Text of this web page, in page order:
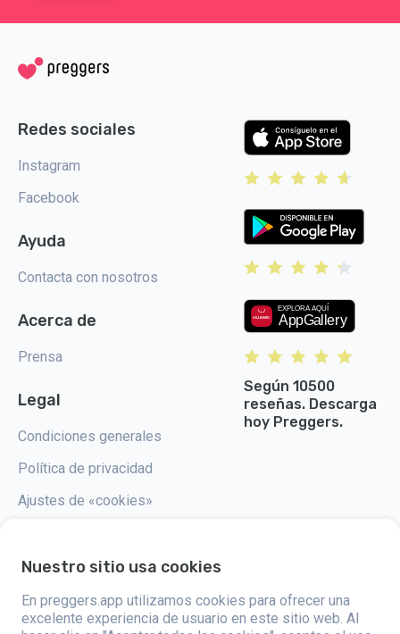
Redes sociales
Instagram
Facebook
Ayuda
Contacta con nosotros
Acerca de
Prensa
Legal
Condiciones generales
Política de privacidad
Ajustes de «cookies»
Según 10500
reseñas. Descarga
hoy Preggers.
Preggers, creado por el estudio de aplicaciones sueco Stroller AB en
2017, tiene como objetivo simplificar la paternidad para los futuros y
nuevos padres de todo el mundo. Con un equipo diverso y
Nuestro sitio usa cookies
En preggers.app utilizamos cookies para ofrecer una
excelente experiencia de usuario en este sitio web. Al